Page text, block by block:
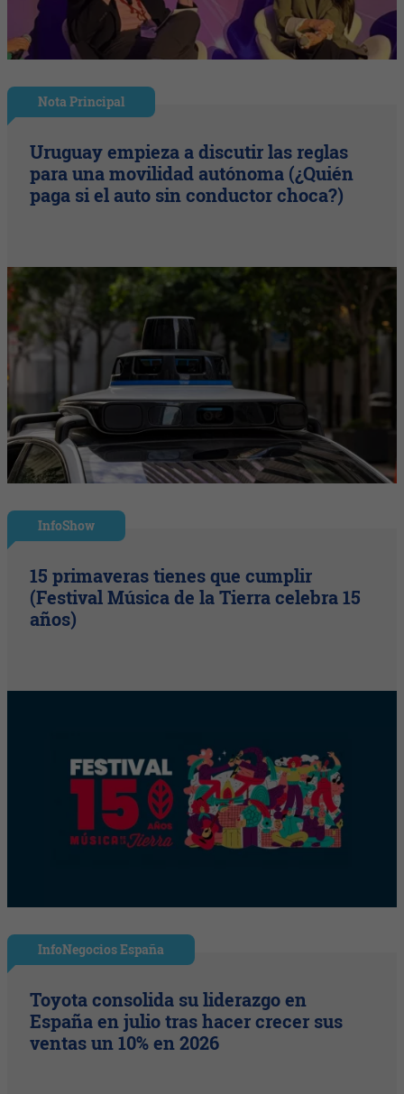
Nota Principal
Uruguay empieza a discutir las reglas
para una movilidad autónoma (¿Quién
paga si el auto sin conductor choca?)
InfoShow
15 primaveras tienes que cumplir
(Festival Música de la Tierra celebra 15
años)
InfoNegocios España
Toyota consolida su liderazgo en
España en julio tras hacer crecer sus
ventas un 10% en 2026